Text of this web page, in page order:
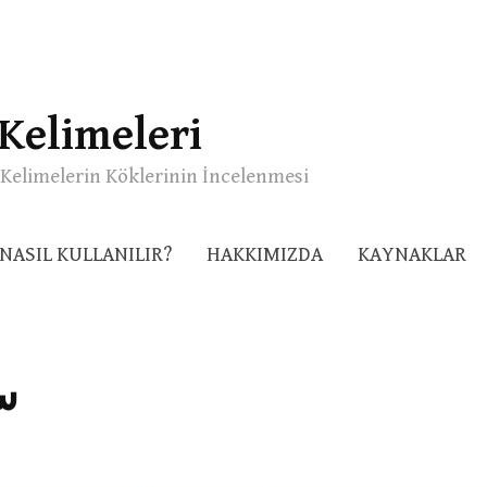
Kelimelerin Köklerinin İncelenmesi
NASIL KULLANILIR? HAKKIMIZDA KAYNAKLAR